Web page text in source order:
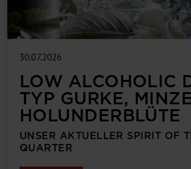
30.07.2026
LOW ALCOHOLIC
TYP GURKE,
HOLUNDERBLÜTE
UNSER AKTUELLER SPIRIT OF
QUARTER